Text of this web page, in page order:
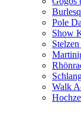
Pole
Show
Walk